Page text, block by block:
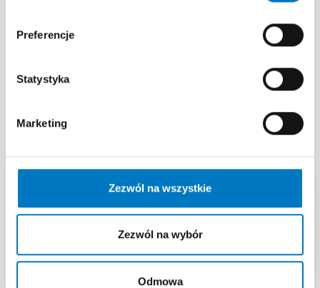
Preferencje
Statystyka
Marketing
Zezwól na wszystkie
Zezwól na wybór
Odmowa
osuszający brolucyzumabu.
u pacjentów z dobrym widzeniem.
Poszczególne materiały składające się
Strategia switch w oparciu
o kompleksową ocenę aktywności